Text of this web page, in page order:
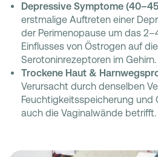
Depressive Symptome
erstmalige Auftreten einer
der Perimenopause um das
Einflusses von Östrogen auf
Serotoninrezeptoren im Gehirn.
Trockene Haut &
Verursacht durch denselben
Feuchtigkeitsspeicherung und
auch die Vaginalwände betrifft.